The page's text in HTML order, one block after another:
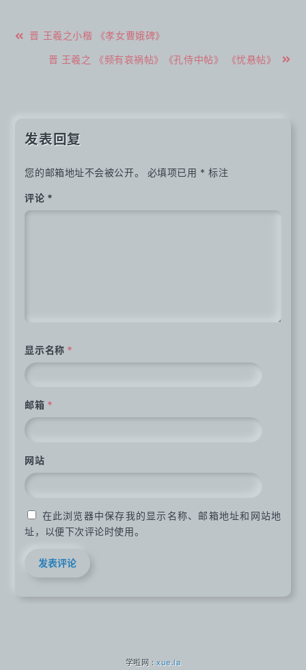
文 晋 王羲之小楷 《孝女曹娥碑》
晋 王羲之 《频有哀祸帖》《孔侍中帖》 《忧悬帖》
发表回复
您的邮箱地址不会被公开。 必填项已用 * 标注
评论 *
显示名称 *
邮箱 *
网站
在此浏览器中保存我的显示名称、邮箱地址和网站地
址，以便下次评论时使用。
学啦网 : xue.la